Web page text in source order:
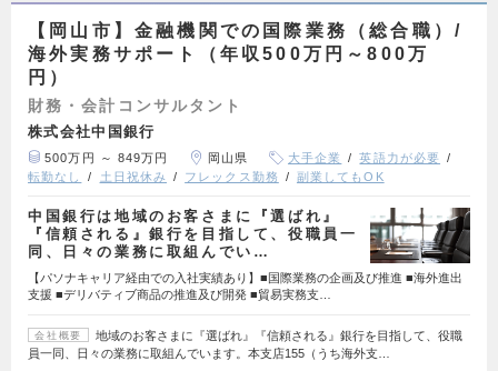
【岡山市】金融機関での国際業務（総合職）/
海外実務サポート（年収500万円～800万
円）
財務・会計コンサルタント
株式会社中国銀行
500万円 ～ 849万円 岡山県 大手企業
英語力が必要
転勤なし
土日祝休み フレックス勤務 副業してもOK
中国銀行は地域のお客さまに『選ばれ』
『信頼される』銀行を目指して、役職員一
同、日々の業務に取組んでい…
【パソナキャリア経由での入社実績あり】■国際業務の企画及び推進 ■海外進出
支援 ■デリバティブ商品の推進及び開発 ■貿易実務支…
会社概要
地域のお客さまに『選ばれ』『信頼される』銀行を目指して、役職
員一同、日々の業務に取組んでいます。本支店155（うち海外支…